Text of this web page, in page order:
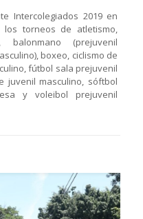
Intercolegiados 2019 en
torneos de atletismo,
balonmano (prejuvenil
boxeo, ciclismo de
fútbol sala prejuvenil
juvenil masculino, sóftbol
y voleibol prejuvenil